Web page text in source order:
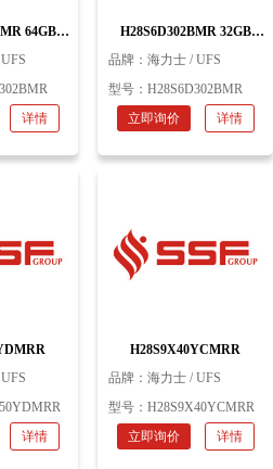
64GB
详情
H28S6D302BMR 32GB
品牌： 海力士 / UFS
型号： H28S6D302BMR
立即询价
详情
详情
H28S9X40YCMRR
品牌： 海力士 / UFS
型号： H28S9X40YCMRR
立即询价
详情